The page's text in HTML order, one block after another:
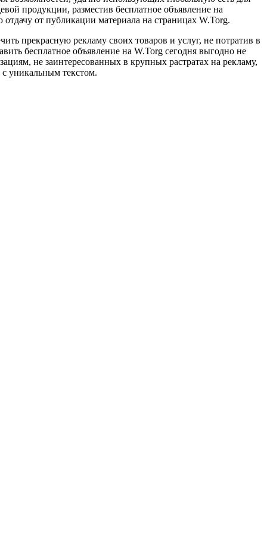
продукции, разместив бесплатное объявление на
от публикации материала на страницах W.Torg.
прекрасную рекламу своих товаров и услуг, не потратив в
бесплатное объявление на W.Torg сегодня выгодно не
не заинтересованных в крупных растратах на рекламу,
уникальным текстом.